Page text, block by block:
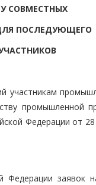
СОВМЕСТНЫХ
ПОСЛЕДУЮЩЕГО
участникам
промышленной
Федерации от
Федерации заявок